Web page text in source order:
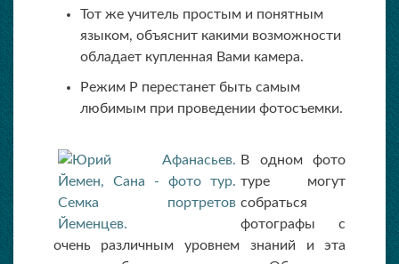
Тот же учитель простым и понятным
языком, объяснит какими возможности
обладает купленная Вами камера.
Режим Р перестанет быть самым
любимым при проведении фотосъемки.
В одном фото
туре могут
собраться
фотографы с
очень различным уровнем знаний и эта